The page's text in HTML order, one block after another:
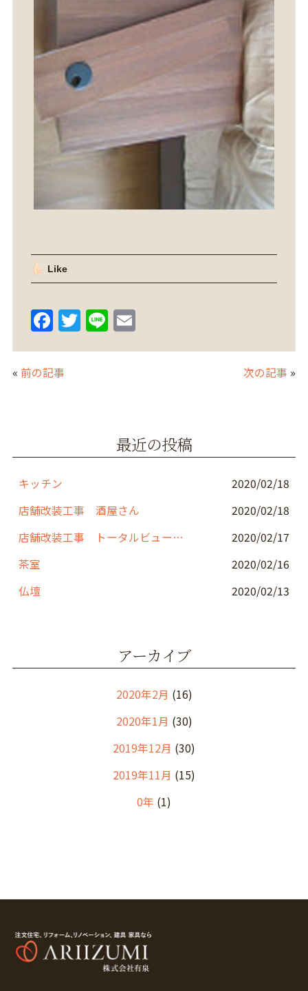
Like
F
a
c
e
o
k
T
w
Li
n
E
« 前の記事 次の記事 »
最近の投稿
キッチン
2020/02/18
店舗改装工事 酒屋さん
2020/02/18
店舗改装工事 トータルビューティーサロン
2020/02/17
茶室
2020/02/16
仏壇
2020/02/13
アーカイブ
2020年2月 (16)
2020年1月 (30)
2019年12月 (30)
2019年11月 (15)
0年 (1)